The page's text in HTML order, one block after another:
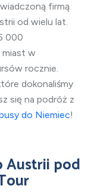
firmą
od wielu lat.
000
w
rocznie.
dokonaliśmy
się na podróż z
do Niemiec!
Austrii pod